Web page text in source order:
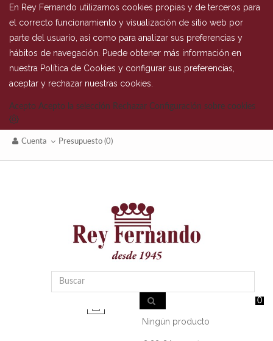
En Rey Fernando utilizamos cookies propias y de terceros para
el correcto funcionamiento y visualización de sitio web por
parte del usuario, así como para analizar sus preferencias y
hábitos de navegación. Puede obtener más información en
nuestra Política de Cookies y configurar sus preferencias,
aceptar y rechazar nuestras cookies.
Acepto Acepto la selección Rechazar Configuración sobre cookies
Cuenta Presupuesto (0)
0
Ningún producto